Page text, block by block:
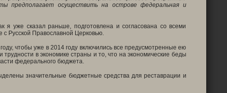
предполагает осуществить на острове федеральная и
уже сказал раньше, подготовлена и согласована со всеми
Русской Православной Церковью.
чтобы уже в 2014 году включились все предусмотренные ею
в экономике страны и то, что на экономические беды
федерального бюджета.
значительные бюджетные средства для реставрации и